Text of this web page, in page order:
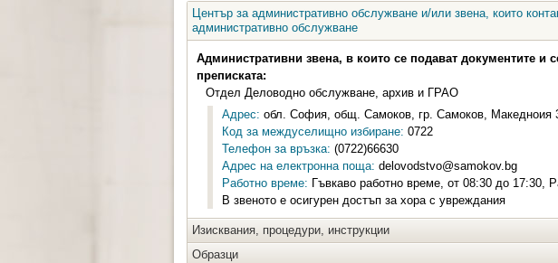
Център за административно обслужване и/или звена, които
административно обслужване
Административни звена, в които се подават документите и
преписката:
Отдел Деловодно обслужване, архив и ГРАО
Адрес: обл. София, общ. Самоков, гр. Самоков, Македноия
Код за междуселищно избиране: 0722
Телефон за връзка: (0722)66630
Адрес на електронна поща: delovodstvo@samokov.bg
Работно време: Гъвкаво работно време, от 08:30 до 17:30,
В звеното е осигурен достъп за хора с увреждания
Изисквания, процедури, инструкции
Образци